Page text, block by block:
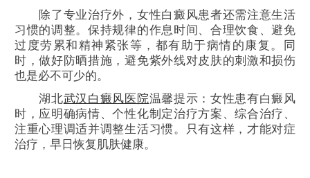
除了专业治疗外，女性白癜风患者还需注意生活
习惯的调整。保持规律的作息时间、合理饮食、避免
过度劳累和精神紧张等，都有助于病情的康复。同
时，做好防晒措施，避免紫外线对皮肤的刺激和损伤
也是必不可少的。
湖北武汉白癜风医院温馨提示：女性患有白癜风
时，应明确病情、个性化制定治疗方案、综合治疗、
注重心理调适并调整生活习惯。只有这样，才能对症
治疗，早日恢复肌肤健康。